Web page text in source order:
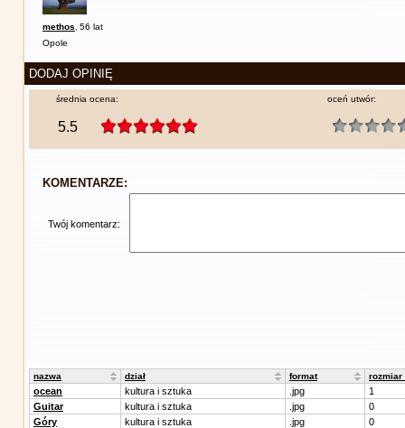
methos 56 lat
Opole
DODAJ OPINIĘ
średnia ocena:
5.5
oceń utwór:
KOMENTARZE:
Twój komentarz:
nazwa dział format rozmiar
ocean kultura i sztuka .jpg
1
Guitar
kultura i sztuka .jpg
0
Góry
kultura i sztuka .jpg
0